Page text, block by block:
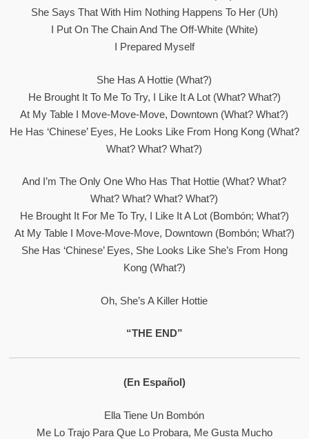
She Says That With Him Nothing Happens To Her (Uh)
I Put On The Chain And The Off-White (White)
I Prepared Myself
She Has A Hottie (What?)
He Brought It To Me To Try, I Like It A Lot (What? What?)
At My Table I Move-Move-Move, Downtown (What? What?)
He Has ‘Chinese’ Eyes, He Looks Like From Hong Kong (What?
What? What? What?)
And I’m The Only One Who Has That Hottie (What? What?
What? What? What? What?)
He Brought It For Me To Try, I Like It A Lot (Bombón; What?)
At My Table I Move-Move-Move, Downtown (Bombón; What?)
She Has ‘Chinese’ Eyes, She Looks Like She’s From Hong
Kong (What?)
Oh, She’s A Killer Hottie
“THE END”
(En Español)
Ella Tiene Un Bombón
Me Lo Trajo Para Que Lo Probara, Me Gusta Mucho